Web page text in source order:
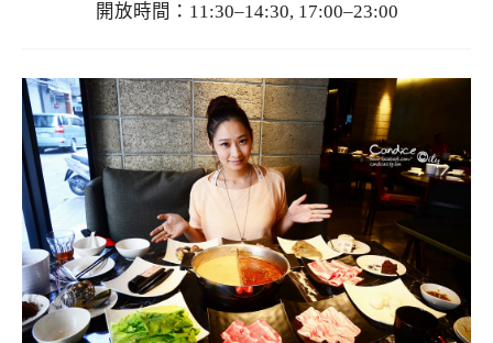
開放時間：11:30–14:30, 17:00–23:00